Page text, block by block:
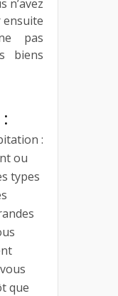
n’avez
ensuite
pas
biens
:
ou
types
que